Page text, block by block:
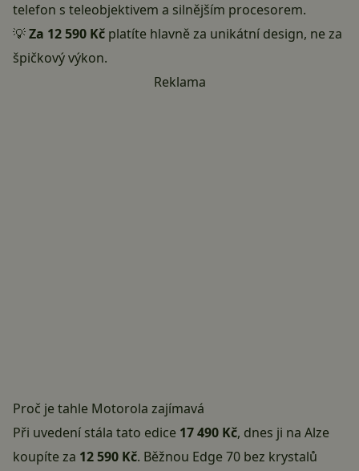
telefon s teleobjektivem a silnějším procesorem.
💡Za 12 590 Kč platíte hlavně za unikátní design, ne za
špičkový výkon.
Reklama
Proč je tahle Motorola zajímavá
Při uvedení stála tato edice 17 490 Kč, dnes ji na Alze
koupíte za 12 590 Kč. Běžnou Edge 70 bez krystalů